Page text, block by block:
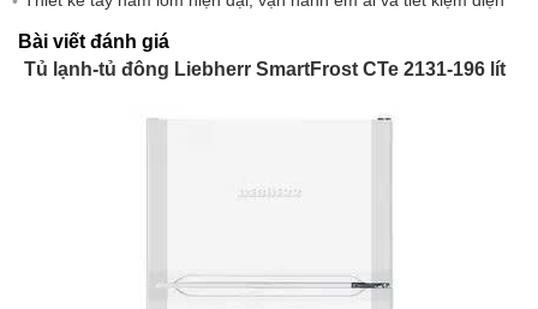
Phạm vi nhiệt độ ngăn đông
-15 °C đến -
Khả năng đông lạnh trong 24 giờ theo GS
Số lượng ngăn kéo trong ngăn đá
0
Thay thế bản lề cửa
Bài viết đánh giá
Tủ lạnh-tủ đông Liebherr SmartFrost CTe 2131-196 lít